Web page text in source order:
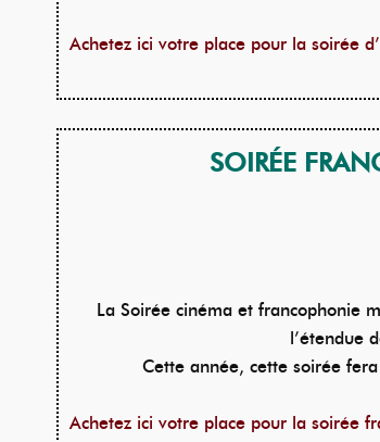
Achetez ici votre place pour la soirée
SOIRÉE
La Soirée cinéma et francophonie
l’étendue
Cette année, cette soirée
Achetez ici votre place pour la soirée